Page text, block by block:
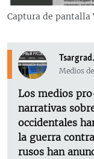
LA REALIDAD DE
KENTU-CUBANO
LOS SANTOS DE
LA INVASIÓN DE
EDITORIALES
Captura de pantalla
Medios
Los medios
narrativas
occidentales
la guerra
rusos han